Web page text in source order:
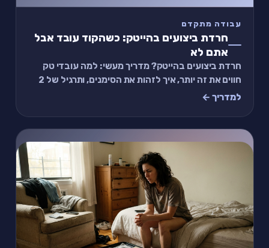
עבודה מתקדם
חרדת ביצועים בהייטק: כשהקוד עובד אבל
אתם לא
חרדת ביצועים בהייטק? מדריך מעשי: למה עובדי טק
חווים את זה יותר, איך לזהות את הסימנים, ותרגיל של 2
דקות שעוזר לפני 1:1 עם מנהל.
למדריך ←